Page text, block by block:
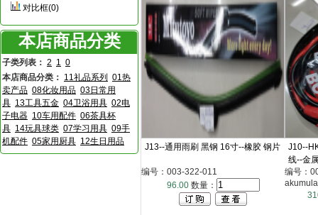
对比框(0)
本店商品分类
子类列表： 2 1 0
本店商品分类： 11礼品系列
01热
卖产品 08化妆用品 03日常用
具 13工具五金 04卫浴用具 02电
子电器 10车用配件 06茶具杯
具 14玩具球类 07学习用具 09手
机配件 05家用厨具 12生日用品
J13--通用雨刷 黑钢 16寸--橡胶 钢片
编号：003-322-011
96.00数量：
J10--
线--金
编号：